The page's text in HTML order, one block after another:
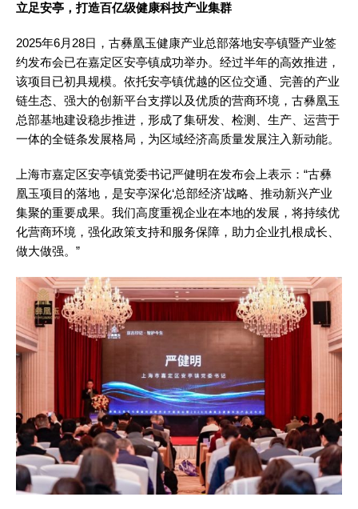
立足安亭，打造百亿级健康科技产业集群
2025年6月28日，古彝凰玉健康产业总部落地安亭镇暨产业签
约发布会已在嘉定区安亭镇成功举办。经过半年的高效推进，
该项目已初具规模。依托安亭镇优越的区位交通、完善的产业
链生态、强大的创新平台支撑以及优质的营商环境，古彝凰玉
总部基地建设稳步推进，形成了集研发、检测、生产、运营于
一体的全链条发展格局，为区域经济高质量发展注入新动能。
上海市嘉定区安亭镇党委书记严健明在发布会上表示：“古彝
凰玉项目的落地，是安亭深化‘总部经济’战略、推动新兴产业
集聚的重要成果。我们高度重视企业在本地的发展，将持续优
化营商环境，强化政策支持和服务保障，助力企业扎根成长、
做大做强。”